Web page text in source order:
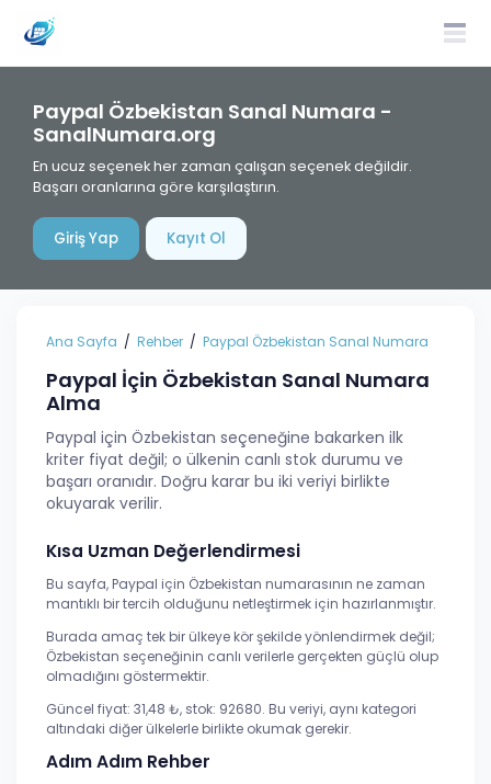
Paypal Özbekistan Sanal Numara -
SanalNumara.org
En ucuz seçenek her zaman çalışan seçenek değildir.
Başarı oranlarına göre karşılaştırın.
Giriş Yap Kayıt Ol
Ana Sayfa Rehber Paypal Özbekistan Sanal Numara
Paypal İçin Özbekistan Sanal Numara
Alma
Paypal için Özbekistan seçeneğine bakarken ilk
kriter fiyat değil; o ülkenin canlı stok durumu ve
başarı oranıdır. Doğru karar bu iki veriyi birlikte
okuyarak verilir.
Kısa Uzman Değerlendirmesi
Bu sayfa, Paypal için Özbekistan numarasının ne zaman
mantıklı bir tercih olduğunu netleştirmek için hazırlanmıştır.
Burada amaç tek bir ülkeye kör şekilde yönlendirmek değil;
Özbekistan seçeneğinin canlı verilerle gerçekten güçlü olup
olmadığını göstermektir.
Güncel fiyat: 31,48 ₺, stok: 92680. Bu veriyi, aynı kategori
altındaki diğer ülkelerle birlikte okumak gerekir.
Adım Adım Rehber